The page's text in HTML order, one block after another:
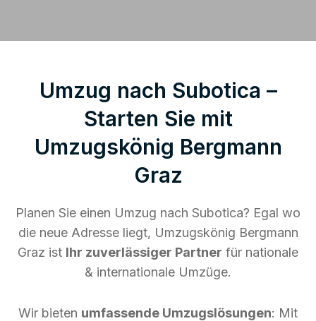
Umzug nach Subotica –
Starten Sie mit
Umzugskönig Bergmann
Graz
Planen Sie einen Umzug nach Subotica? Egal wo
die neue Adresse liegt, Umzugskönig Bergmann
Graz ist Ihr zuverlässiger Partner für nationale
& internationale Umzüge.
Wir bieten umfassende Umzugslösungen: Mit